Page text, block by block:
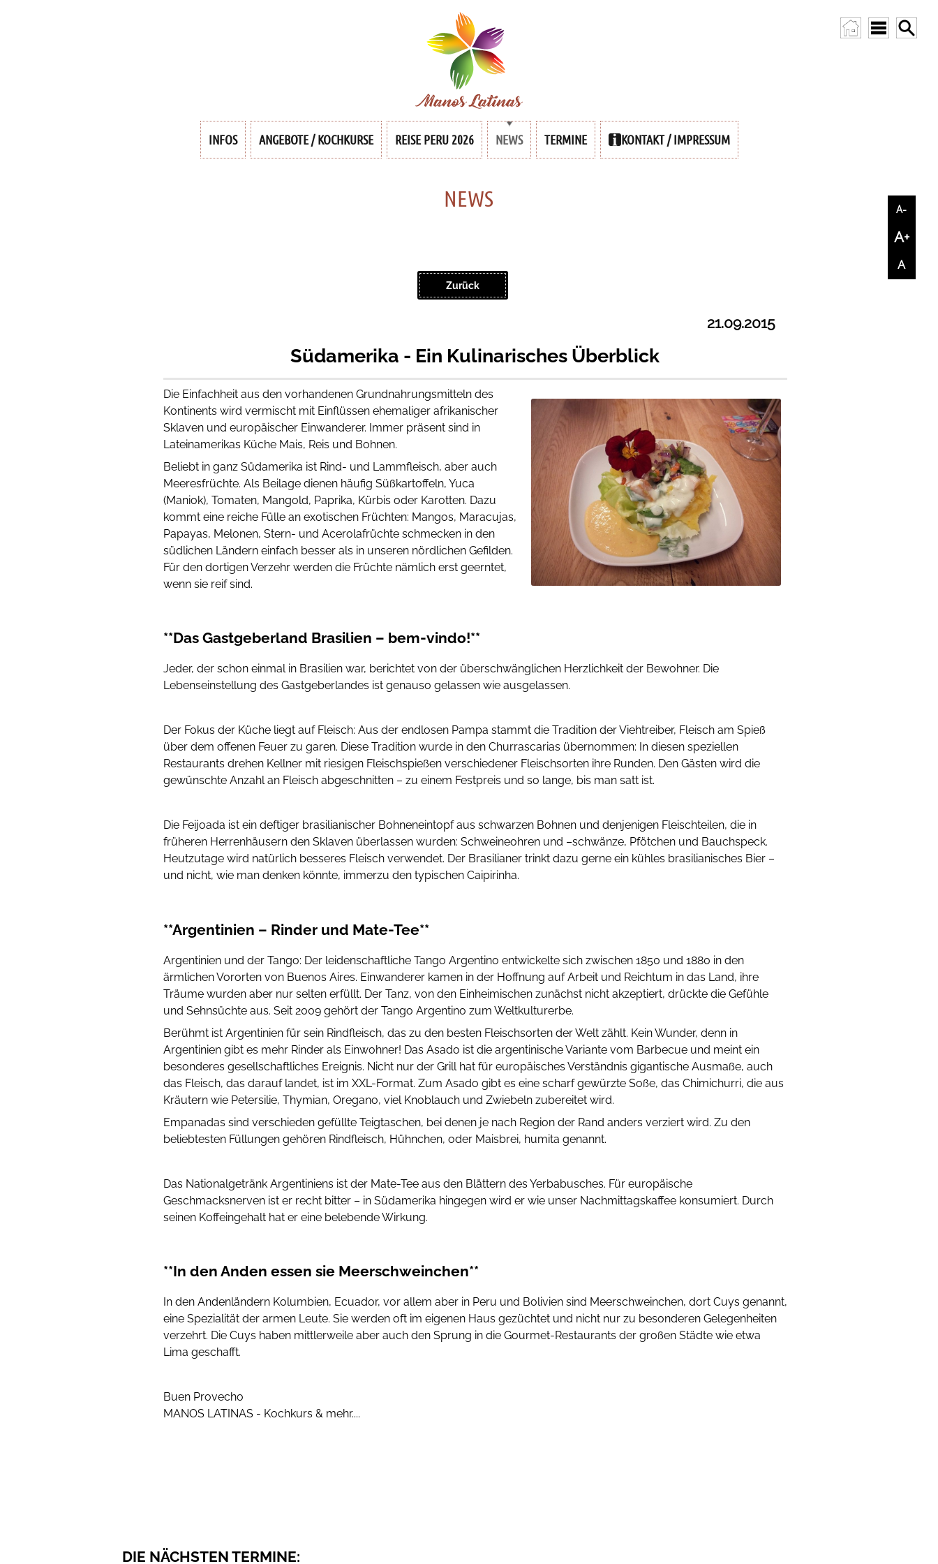
INFOS ANGEBOTE / KOCHKURSE REISE PERU 2026 NEWS TERMINE KONTAKT / IMPRESSUM
A-
A+
A
NEWS
Zurück
21.09.2015
Südamerika - Ein Kulinarisches Überblick
Die Einfachheit aus den vorhandenen Grundnahrungsmitteln des
Kontinents wird vermischt mit Einflüssen ehemaliger afrikanischer
Sklaven und europäischer Einwanderer. Immer präsent sind in
Lateinamerikas Küche Mais, Reis und Bohnen.
Beliebt in ganz Südamerika ist Rind- und Lammfleisch, aber auch
Meeresfrüchte. Als Beilage dienen häufig Süßkartoffeln, Yuca
(Maniok), Tomaten, Mangold, Paprika, Kürbis oder Karotten. Dazu
kommt eine reiche Fülle an exotischen Früchten: Mangos, Maracujas,
Papayas, Melonen, Stern- und Acerolafrüchte schmecken in den
südlichen Ländern einfach besser als in unseren nördlichen Gefilden.
Für den dortigen Verzehr werden die Früchte nämlich erst geerntet,
wenn sie reif sind.
**Das Gastgeberland Brasilien – bem-vindo!**
Jeder, der schon einmal in Brasilien war, berichtet von der überschwänglichen Herzlichkeit der Bewohner. Die
Lebenseinstellung des Gastgeberlandes ist genauso gelassen wie ausgelassen.
Der Fokus der Küche liegt auf Fleisch: Aus der endlosen Pampa stammt die Tradition der Viehtreiber, Fleisch am Spieß
über dem offenen Feuer zu garen. Diese Tradition wurde in den Churrascarias übernommen: In diesen speziellen
Restaurants drehen Kellner mit riesigen Fleischspießen verschiedener Fleischsorten ihre Runden. Den Gästen wird die
gewünschte Anzahl an Fleisch abgeschnitten – zu einem Festpreis und so lange, bis man satt ist.
Die Feijoada ist ein deftiger brasilianischer Bohneneintopf aus schwarzen Bohnen und denjenigen Fleischteilen, die in
früheren Herrenhäusern den Sklaven überlassen wurden: Schweineohren und –schwänze, Pfötchen und Bauchspeck.
Heutzutage wird natürlich besseres Fleisch verwendet. Der Brasilianer trinkt dazu gerne ein kühles brasilianisches Bier –
und nicht, wie man denken könnte, immerzu den typischen Caipirinha.
**Argentinien – Rinder und Mate-Tee**
Argentinien und der Tango: Der leidenschaftliche Tango Argentino entwickelte sich zwischen 1850 und 1880 in den
ärmlichen Vororten von Buenos Aires. Einwanderer kamen in der Hoffnung auf Arbeit und Reichtum in das Land, ihre
Träume wurden aber nur selten erfüllt. Der Tanz, von den Einheimischen zunächst nicht akzeptiert, drückte die Gefühle
und Sehnsüchte aus. Seit 2009 gehört der Tango Argentino zum Weltkulturerbe.
Berühmt ist Argentinien für sein Rindfleisch, das zu den besten Fleischsorten der Welt zählt. Kein Wunder, denn in
Argentinien gibt es mehr Rinder als Einwohner! Das Asado ist die argentinische Variante vom Barbecue und meint ein
besonderes gesellschaftliches Ereignis. Nicht nur der Grill hat für europäisches Verständnis gigantische Ausmaße, auch
das Fleisch, das darauf landet, ist im XXL-Format. Zum Asado gibt es eine scharf gewürzte Soße, das Chimichurri, die aus
Kräutern wie Petersilie, Thymian, Oregano, viel Knoblauch und Zwiebeln zubereitet wird.
Empanadas sind verschieden gefüllte Teigtaschen, bei denen je nach Region der Rand anders verziert wird. Zu den
beliebtesten Füllungen gehören Rindfleisch, Hühnchen, oder Maisbrei, humita genannt.
Das Nationalgetränk Argentiniens ist der Mate-Tee aus den Blättern des Yerbabusches. Für europäische
Geschmacksnerven ist er recht bitter – in Südamerika hingegen wird er wie unser Nachmittagskaffee konsumiert. Durch
seinen Koffeingehalt hat er eine belebende Wirkung.
**In den Anden essen sie Meerschweinchen**
In den Andenländern Kolumbien, Ecuador, vor allem aber in Peru und Bolivien sind Meerschweinchen, dort Cuys genannt,
eine Spezialität der armen Leute. Sie werden oft im eigenen Haus gezüchtet und nicht nur zu besonderen Gelegenheiten
verzehrt. Die Cuys haben mittlerweile aber auch den Sprung in die Gourmet-Restaurants der großen Städte wie etwa
Lima geschafft.
Buen Provecho
MANOS LATINAS - Kochkurs & mehr....
DIE NÄCHSTEN TERMINE: